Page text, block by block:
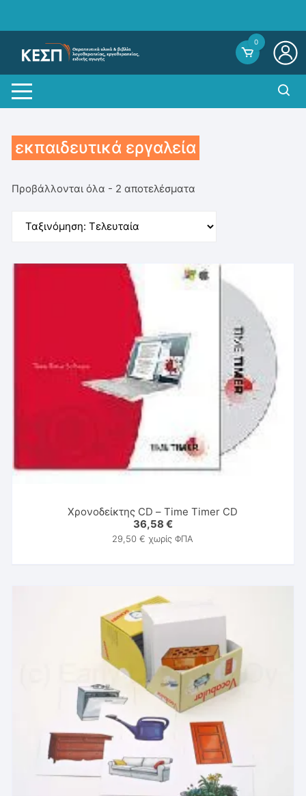
0
εκπαιδευτικά εργαλεία
Προβάλλονται όλα - 2 αποτελέσματα
Χρονοδείκτης CD – Time Timer CD
36,58 €
29,50€ χωρίς ΦΠΑ